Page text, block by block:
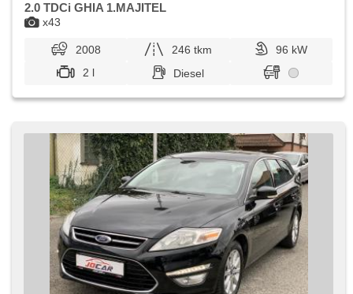
x43
2.0 TDCi GHIA 1.MAJITEL
2008 246 tkm
96 kW
2 l
Diesel